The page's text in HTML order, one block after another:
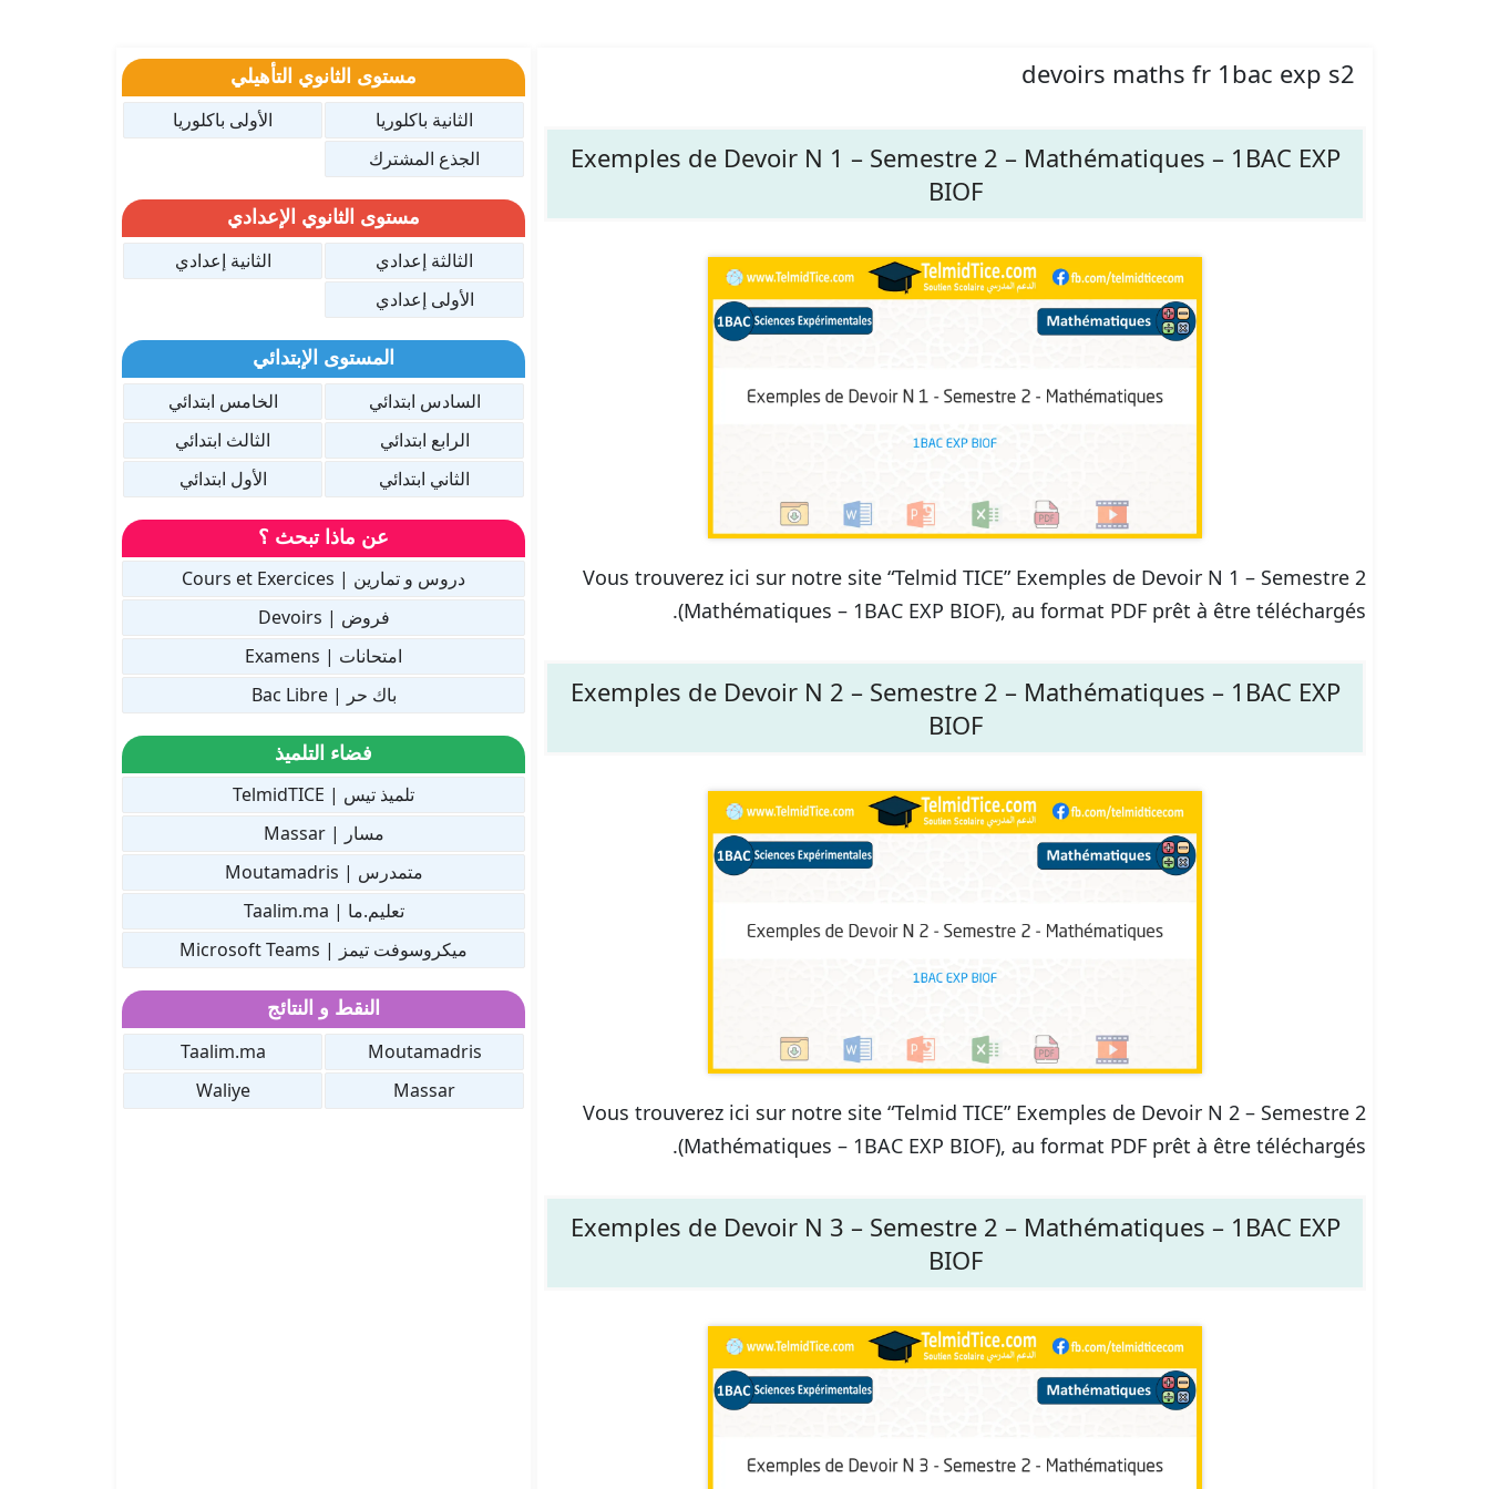
devoirs maths fr 1bac exp s2
Exemples de Devoir N 1 – Semestre 2 – Mathématiques – 1BAC EXP
BIOF
Vous trouverez ici sur notre site “Telmid TICE” Exemples de Devoir N 1 – Semestre 2
(Mathématiques – 1BAC EXP BIOF), au format PDF prêt à être téléchargés.
Exemples de Devoir N 2 – Semestre 2 – Mathématiques – 1BAC EXP
BIOF
Vous trouverez ici sur notre site “Telmid TICE” Exemples de Devoir N 2 – Semestre 2
(Mathématiques – 1BAC EXP BIOF), au format PDF prêt à être téléchargés.
Exemples de Devoir N 3 – Semestre 2 – Mathématiques – 1BAC EXP
BIOF
مستوى الثانوي التأهيلي
الثانية باكلوريا
الأولى باكلوريا
الجذع المشترك
مستوى الثانوي الإعدادي
الثالثة إعدادي
الثانية إعدادي
الأولى إعدادي
المستوى الإبتدائي
السادس ابتدائي
الخامس ابتدائي
الرابع ابتدائي
الثالث ابتدائي
الثاني ابتدائي
الأول ابتدائي
عن ماذا تبحث ؟
دروس و تمارين | Cours et Exercices
فروض | Devoirs
امتحانات | Examens
باك حر | Bac Libre
فضاء التلميذ
تلميذ تيس | TelmidTICE
مسار | Massar
متمدرس | Moutamadris
تعليم.ما | Taalim.ma
ميكروسوفت تيمز | Microsoft Teams
النقط و النتائج
Moutamadris
Taalim.ma
Massar
Waliye